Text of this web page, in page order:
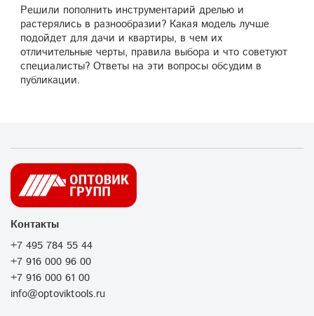
Решили пополнить инструментарий дрелью и
растерялись в разнообразии? Какая модель лучше
подойдет для дачи и квартиры, в чем их
отличительные черты, правила выбора и что советуют
специалисты? Ответы на эти вопросы обсудим в
публикации.
Контакты
+7 495 784 55 44
+7 916 000 96 00
+7 916 000 61 00
info@optoviktools.ru